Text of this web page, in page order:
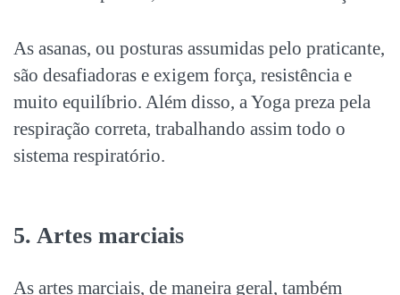
As asanas, ou posturas assumidas pelo praticante,
são desafiadoras e exigem força, resistência e
muito equilíbrio. Além disso, a Yoga preza pela
respiração correta, trabalhando assim todo o
sistema respiratório.
5. Artes marciais
As artes marciais, de maneira geral, também